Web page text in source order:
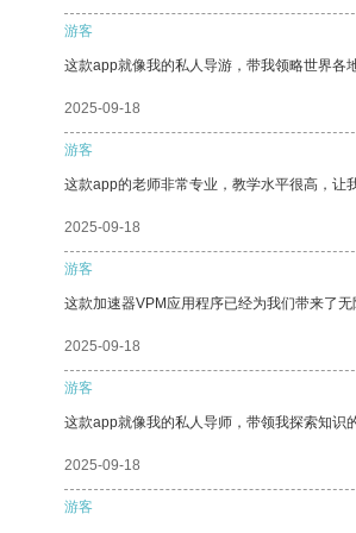
游客
这款app就像我的私人导游，带我领略世界各
2025-09-18
游客
这款app的老师非常专业，教学水平很高，让
2025-09-18
游客
这款加速器VPM应用程序已经为我们带来了
2025-09-18
游客
这款app就像我的私人导师，带领我探索知识
2025-09-18
游客